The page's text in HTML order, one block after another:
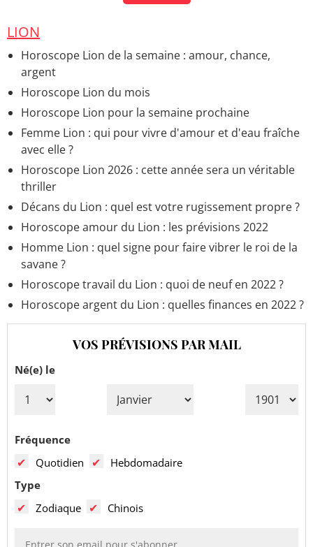
LION
Horoscope Lion de la semaine : amour, chance,
argent
Horoscope Lion du mois
Horoscope Lion pour la semaine prochaine
Femme Lion : qui pour vivre d'amour et d'eau fraîche
avec elle ?
Horoscope Lion 2026 : cette année sera un véritable
thriller
Décans du Lion : quel est votre rugissement propre ?
Horoscope amour du Lion : les prévisions 2022
Homme Lion : quel signe pour faire vibrer le roi de la
savane ?
Horoscope travail du Lion : quoi de neuf en 2022 ?
Horoscope argent du Lion : quelles finances en 2022 ?
VOS PRÉVISIONS PAR MAIL
Né(e) le
Fréquence
Quotidien
Hebdomadaire
Type
Zodiaque
Chinois